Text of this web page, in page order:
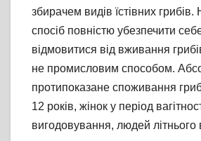
збирачем видів їстівних
спосіб повністю убезпечити
відмовитися від вживання
не промисловим способом.
протипоказане споживання
12 років, жінок у період
вигодовування, людей літнього